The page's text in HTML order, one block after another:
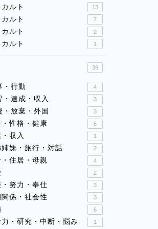
ルト 13
ルト 7
ルト 2
ルト 1
39
行動 4
達成・収入 3
放棄・外国 3
性格・健康 6
収入 1
妹・旅行・対話 2
住居・母親 4
2
努力・奉仕 3
係・社会性 3
6
・研究・中断・悩み 1